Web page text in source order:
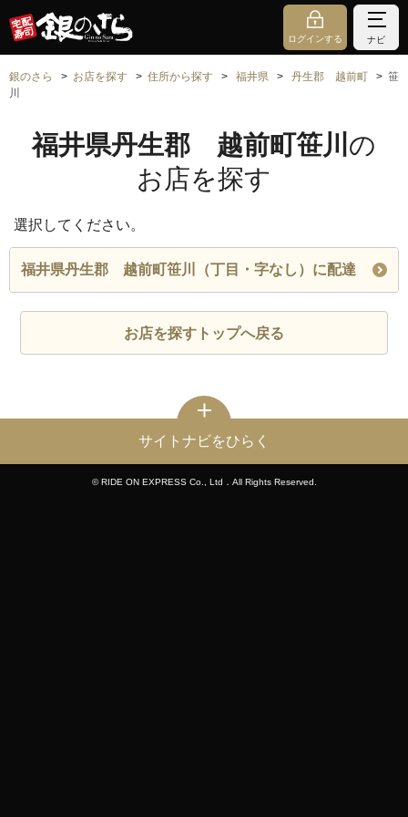
ログインする ナビ
銀のさら お店を探す 住所から探す 福井県 丹生郡 越前町
笹
川
福井県丹生郡 越前町笹川 の
お店を探す
選択してください。
福井県丹生郡 越前町笹川（丁目・字なし）に配達
お店を探すトップへ戻る
サイトナビをひらく
© RIDE ON EXPRESS Co., Ltd．All Rights Reserved.